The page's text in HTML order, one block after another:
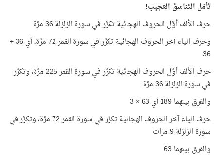
تأمّل التناسق العجيب!
حرف الألف أوَّل الحروف الهجائية تكرَّر في سورة الزلزلة 36 مرَّة
وحرف الياء آخر الحروف الهجائية تكرَّر في سورة القمر 72 مرَّة، أي 36 +
36
حرف الألف أوَّل الحروف الهجائية تكرَّر في سورة القمر 225 مرَّة، وتكرَّر
في سورة الزلزلة 36 مرَّة
والفرق بينهما 189 أي 63 × 3
حرف الياء آخر الحروف الهجائية تكرَّر في سورة القمر 72 مرَّة، وتكرَّر في
سورة الزلزلة 9 مرّات
والفرق بينهما 63